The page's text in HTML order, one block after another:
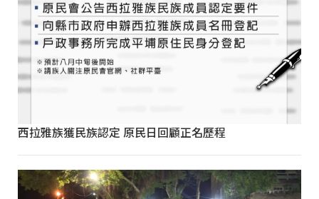
西拉雅族獲民族認定 原民日回顧正名歷程